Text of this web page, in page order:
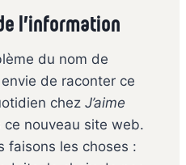
l’information
du nom de
de raconter ce
chez J’aime
ce nouveau site web.
faisons les choses :